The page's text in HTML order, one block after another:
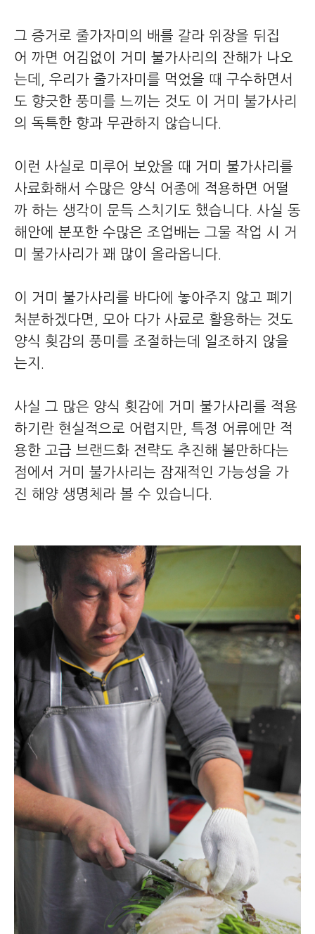
그 증거로 줄가자미의 배를 갈라 위장을 뒤집
어 까면 어김없이 거미 불가사리의 잔해가 나오
는데, 우리가 줄가자미를 먹었을 때 구수하면서
도 향긋한 풍미를 느끼는 것도 이 거미 불가사리
의 독특한 향과 무관하지 않습니다.
이런 사실로 미루어 보았을 때 거미 불가사리를
사료화해서 수많은 양식 어종에 적용하면 어떨
까 하는 생각이 문득 스치기도 했습니다. 사실 동
해안에 분포한 수많은 조업배는 그물 작업 시 거
미 불가사리가 꽤 많이 올라옵니다.
이 거미 불가사리를 바다에 놓아주지 않고 폐기
처분하겠다면, 모아 다가 사료로 활용하는 것도
양식 횟감의 풍미를 조절하는데 일조하지 않을
는지.
사실 그 많은 양식 횟감에 거미 불가사리를 적용
하기란 현실적으로 어렵지만, 특정 어류에만 적
용한 고급 브랜드화 전략도 추진해 볼만하다는
점에서 거미 불가사리는 잠재적인 가능성을 가
진 해양 생명체라 볼 수 있습니다.